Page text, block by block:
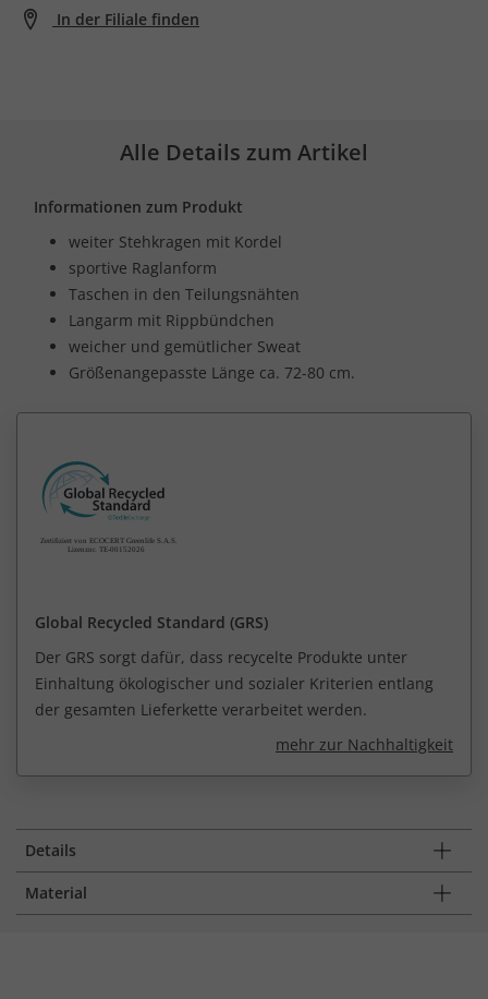
In der Filiale finden
Alle Details zum Artikel
Informationen zum Produkt
weiter Stehkragen mit Kordel
sportive Raglanform
Taschen in den Teilungsnähten
Langarm mit Rippbündchen
weicher und gemütlicher Sweat
Größenangepasste Länge ca. 72-80 cm.
Global Recycled Standard (GRS)
Der GRS sorgt dafür, dass recycelte Produkte unter
Einhaltung ökologischer und sozialer Kriterien entlang
der gesamten Lieferkette verarbeitet werden.
mehr zur Nachhaltigkeit
Details
Material